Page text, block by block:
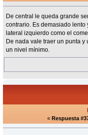
De central le queda grande
contrario. Es demasiado lento
lateral izquierdo como el
De nada vale traer un punta
un nivel mínimo.
« Respuesta